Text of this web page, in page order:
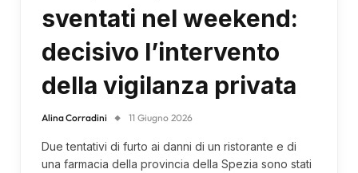
sventati nel weekend:
decisivo l’intervento
della vigilanza privata
Alina Corradini 11 Giugno 2026
Due tentativi di furto ai danni di un ristorante e di
una farmacia della provincia della Spezia sono stati